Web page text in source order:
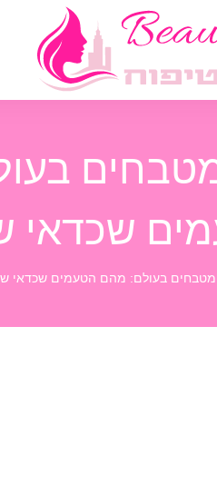
מטבחים
שכדאי
מטבחים בעולם: מהם הטעמים שכדאי